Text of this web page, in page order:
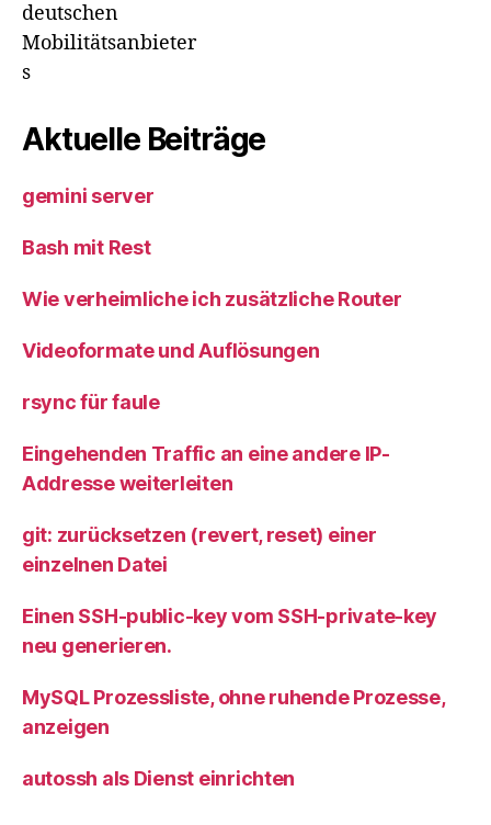
deutschen
Mobilitätsanbieter
s
Aktuelle Beiträge
gemini server
Bash mit Rest
Wie verheimliche ich zusätzliche Router
Videoformate und Auflösungen
rsync für faule
Eingehenden Traffic an eine andere IP-
Addresse weiterleiten
git: zurücksetzen (revert, reset) einer
einzelnen Datei
Einen SSH-public-key vom SSH-private-key
neu generieren.
MySQL Prozessliste, ohne ruhende Prozesse,
anzeigen
autossh als Dienst einrichten